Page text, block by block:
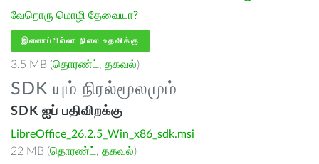
வேறொரு மொழி தேவையா?
இணைப்பில்லா நிலை உதவிக்கு
3.5 MB (தொரண்ட் , தகவல்)
SDK யும் நிரல்மூலமும்
SDK ஐப் பதிவிறக்கு
LibreOffice_26.2.5_Win_x86_sdk.msi
22 MB (தொரண்ட் , தகவல்)